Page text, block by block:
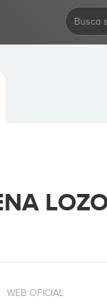
WEB OFICIAL